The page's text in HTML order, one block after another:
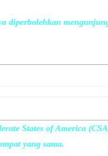
diperbolehkan
States of America
yang sama.